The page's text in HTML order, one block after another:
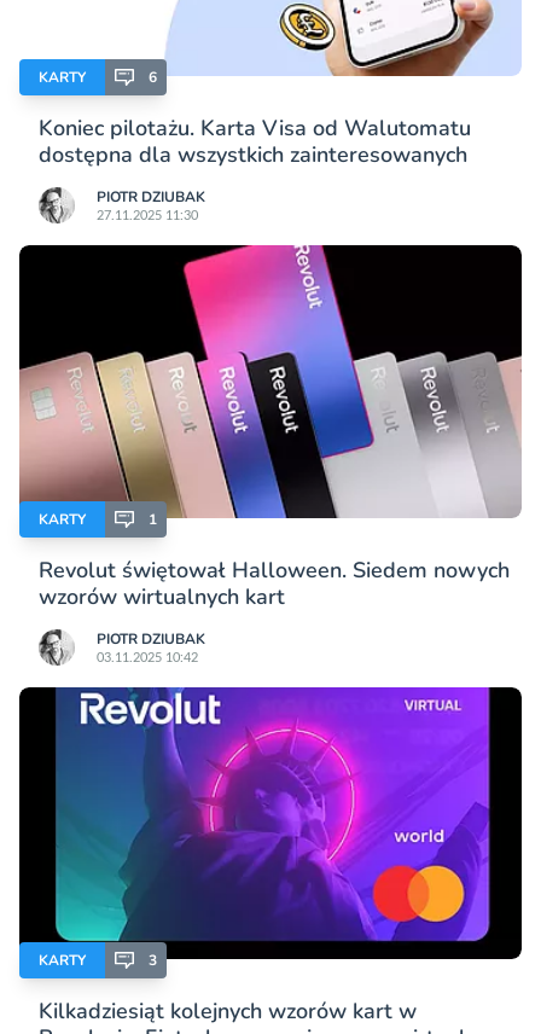
KARTY 6
Koniec pilotażu. Karta Visa od Walutomatu
dostępna dla wszystkich zainteresowanych
PIOTR DZIUBAK
27.11.2025 11:30
KARTY 1
Revolut świętował Halloween. Siedem nowych
wzorów wirtualnych kart
PIOTR DZIUBAK
03.11.2025 10:42
KARTY 3
Kilkadziesiąt kolejnych wzorów kart w